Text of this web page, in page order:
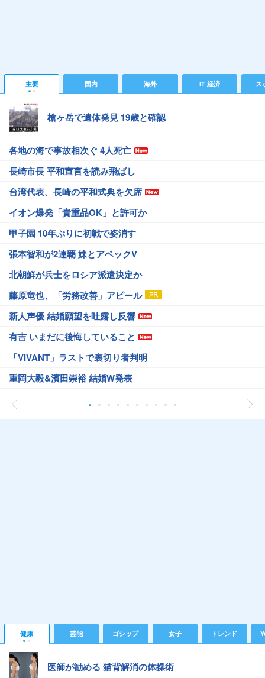
主要 国内 海外 IT 経済 ス
槍ヶ岳で遺体発見 19歳と確認
各地の海で事故相次ぐ 4人死亡
長崎市長 平和宣言を読み飛ばし
台湾代表、長崎の平和式典を欠席
イオン爆発「貴重品OK」と許可か
甲子園 10年ぶりに初戦で姿消す
張本智和が2連覇 妹とアベックV
北朝鮮が兵士をロシア派遣決定か
藤原竜也、「労務改善」アピール
新人声優 結婚願望を吐露し反響
有吉 いまだに後悔していること
「VIVANT」ラストで裏切り者判明
重岡大毅&濱田崇裕 結婚W発表
健康 芸能 ゴシップ 女子 トレンド
医師が勧める 猫背解消の体操術